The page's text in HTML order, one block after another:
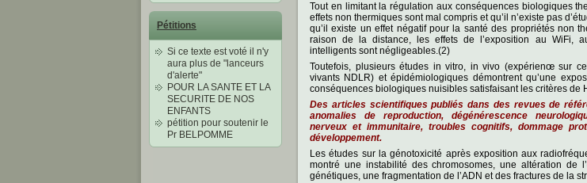
Pétitions
Si ce texte est voté il n'y
aura plus de "lanceurs
d'alerte"
POUR LA SANTE ET LA
SECURITE DE NOS
ENFANTS
pétition pour soutenir le
Pr BELPOMME
Tout en limitant la régulation aux conséquences biologiques
effets non thermiques sont mal compris et qu’il n’existe pas
qu’il existe un effet négatif pour la santé des propriétés non
raison de la distance, les effets de l’exposition au WiFi,
intelligents sont négligeables.(2)
Toutefois, plusieurs études in vitro, in vivo (expérienœ sur
vivants NDLR) et épidémiologiques démontrent qu’une
conséquences biologiques nuisibles satisfaisant les critères de
Des articles scientiﬁques publiés dans des revues de
anomalies de reproduction, dégénérescence
nerveux et immunitaire, troubles cognitifs, dommage
développement.
Les études sur la génotoxicité après exposition aux
montré une instabilité des chromosomes, une altération de
génétiques, une fragmentation de l’ADN et des fractures de la